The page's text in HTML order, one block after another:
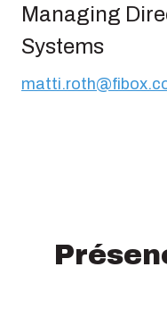
Managing
Systems